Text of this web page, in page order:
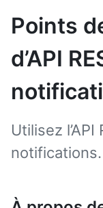
Points
d’API
Utilisez
notifications.